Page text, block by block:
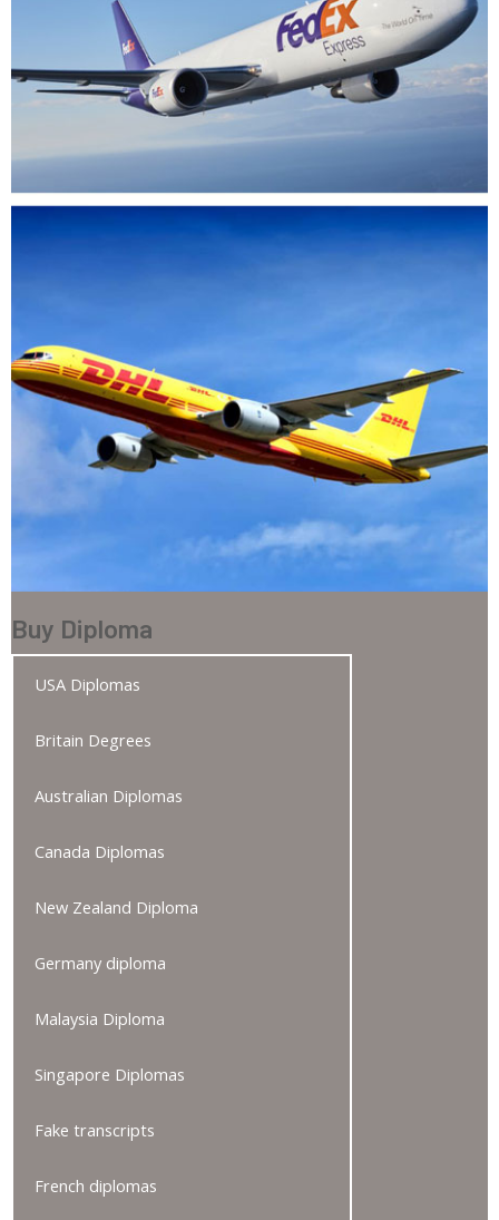
Buy Diploma
USA Diplomas
Britain Degrees
Australian Diplomas
Canada Diplomas
New Zealand Diploma
Germany diploma
Malaysia Diploma
Singapore Diplomas
Fake transcripts
French diplomas